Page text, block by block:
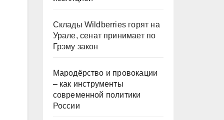
Склады Wildberries горят на
Урале, сенат принимает по
Грэму закон
Мародёрство и провокации
– как инструменты
современной политики
России